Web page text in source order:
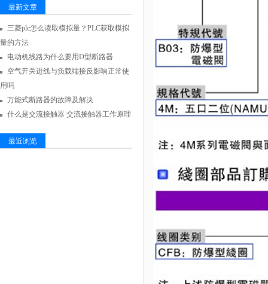
最新文章
三菱plc怎么读取模拟量？PLC获取模拟
量的方法
电动机线路为什么要用D型断路器
空气开关进线与负载端接反影响正常使
用吗
万能式断路器的故障及解决
什么是交流接触器 交流接触器工作原理
最近浏览